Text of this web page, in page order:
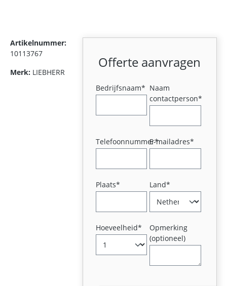
Artikelnummer:
10113767
Merk: LIEBHERR
Offerte aanvragen
Bedrijfsnaam* Naam
contactperson*
Telefoonnummer*E-mailadres*
Plaats* Land*
Hoeveelheid*
Opmerking
(optioneel)